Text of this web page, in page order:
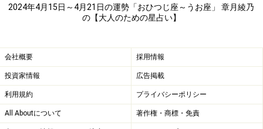
れ）
お悩みモードに飽き飽きしそう
迷わないと決めるのも手
2024年4月15日～4月21日の運勢「おひつじ座～うお座」 章月綾乃
の【大人のための星占い】
会社概要 採用情報
投資家情報 広告掲載
利用規約 プライバシーポリシー
All Aboutについて 著作権・商標・免責